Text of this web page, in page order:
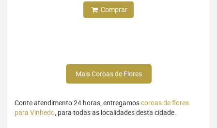
Comprar
Mais Coroas de Flores
Conte atendimento 24 horas, entregamoscoroas de flores
para Vinhedo, para todas as localidades desta cidade.